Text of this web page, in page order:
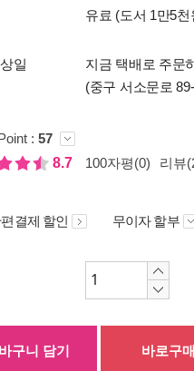
유료 (도서 1만5
일
지금 택배로 주문
(중구 서소문로
: 57
8.7
100자평(0) 리뷰
결제 할인 무이자 할부
구니 담기 바로구매